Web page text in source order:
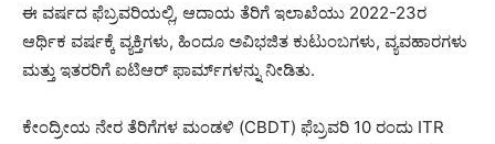
ಈ ವರ್ಷದ ಫೆಬ್ರವರಿಯಲ್ಲಿ, ಆದಾಯ ತೆರಿಗೆ ಇಲಾಖೆಯು 2022-23ರ
ಆರ್ಥಿಕ ವರ್ಷಕ್ಕೆ ವ್ಯಕ್ತಿಗಳು, ಹಿಂದೂ ಅವಿಭಜಿತ ಕುಟುಂಬಗಳು, ವ್ಯವಹಾರಗಳು
ಮತ್ತು ಇತರರಿಗೆ ಐಟಿಆರ್ ಫಾರ್ಮ್‌ಗಳನ್ನು ನೀಡಿತು.
ಕೇಂದ್ರೀಯ ನೇರ ತೆರಿಗೆಗಳ ಮಂಡಳಿ (CBDT) ಫೆಬ್ರವರಿ 10 ರಂದು ITR